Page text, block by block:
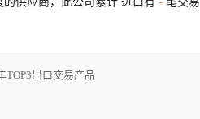
TOP3出口交易产品